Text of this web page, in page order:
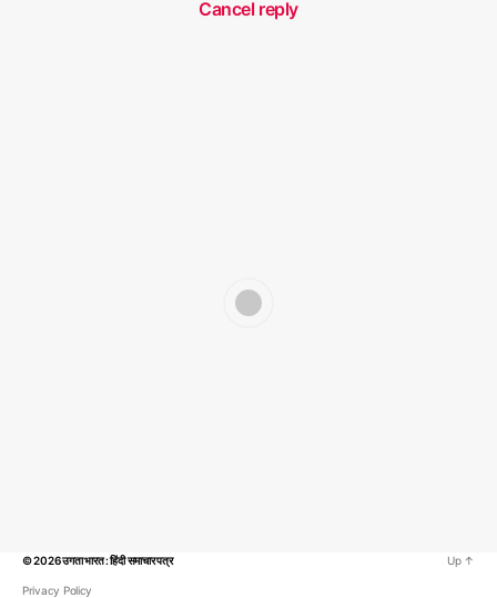
Cancel reply
© 2026उगता भारत : हिंदी समाचार पत्र
Privacy Policy
Up ↑